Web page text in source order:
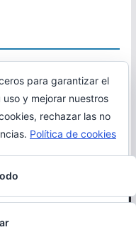
para garantizar el
y mejorar nuestros
rechazar las no
Política de cookies